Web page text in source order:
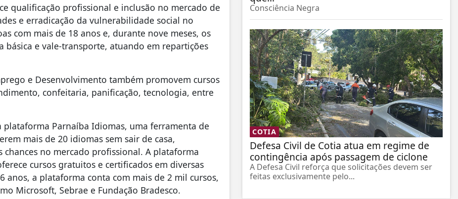
qualificação profissional e inclusão no mercado de
e erradicação da vulnerabilidade social no
com mais de 18 anos e, durante nove meses, os
básica e vale-transporte, atuando em repartições
e Desenvolvimento também promovem cursos
confeitaria, panificação, tecnologia, entre
Parnaíba Idiomas, uma ferramenta de
mais de 20 idiomas sem sair de casa,
no mercado profissional. A plataforma
cursos gratuitos e certificados em diversas
a plataforma conta com mais de 2 mil cursos,
Microsoft, Sebrae e Fundação Bradesco.
Consciência Negra
COTIA
Defesa Civil de Cotia atua em regime de
contingência após passagem de ciclone
A Defesa Civil reforça que solicitações devem ser
feitas exclusivamente pelo...